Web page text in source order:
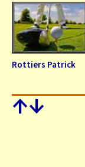
Rottiers Patrick
↑↓